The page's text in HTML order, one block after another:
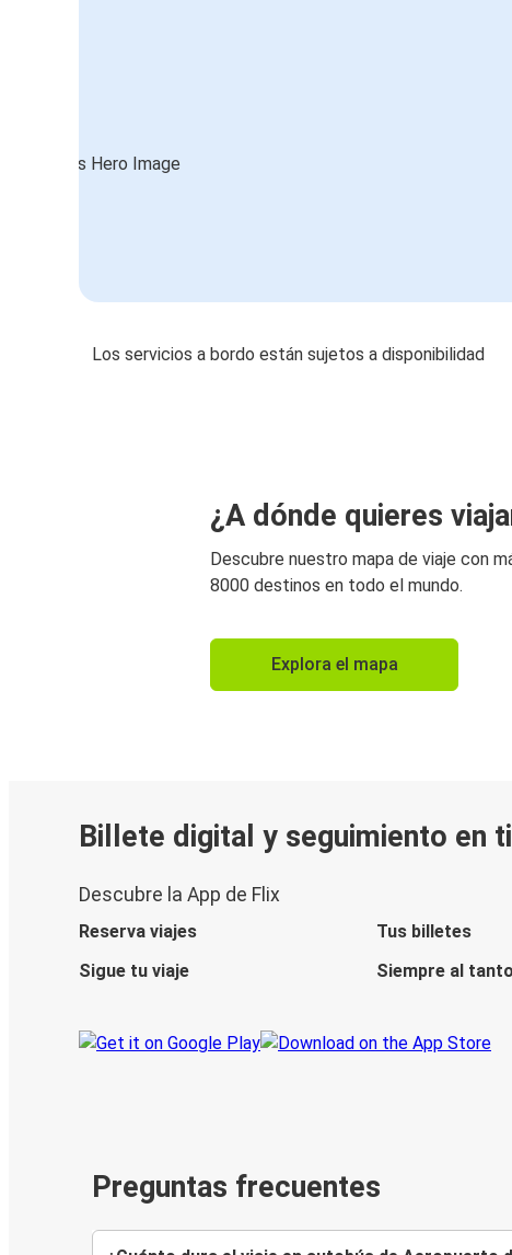
Los servicios a bordo están sujetos a disponibilidad
¿A dónde quieres
Descubre nuestro mapa de viaje con
8000 destinos en todo el mundo.
Explora el mapa
Billete digital y seguimiento en
Descubre la App de Flix
Reserva viajes
Tus billetes
Sigue tu viaje
Siempre al tanto
Preguntas frecuentes